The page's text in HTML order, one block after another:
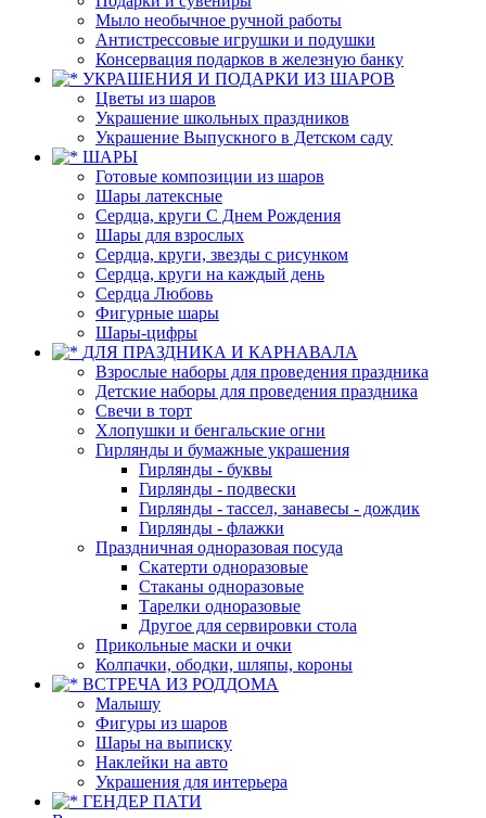
Мыло необычное ручной работы
Антистрессовые игрушки и подушки
Консервация подарков в железную банку
УКРАШЕНИЯ И ПОДАРКИ ИЗ ШАРОВ
Цветы из шаров
Украшение школьных праздников
Украшение Выпускного в Детском саду
ШАРЫ
Готовые композиции из шаров
Шары латексные
Сердца, круги С Днем Рождения
Шары для взрослых
Сердца, круги, звезды с рисунком
Сердца, круги на каждый день
Сердца Любовь
Фигурные шары
Шары-цифры
ДЛЯ ПРАЗДНИКА И КАРНАВАЛА
Взрослые наборы для проведения праздника
Детские наборы для проведения праздника
Свечи в торт
Хлопушки и бенгальские огни
Гирлянды и бумажные украшения
Гирлянды - буквы
Гирлянды - подвески
Гирлянды - тассел, занавесы - дождик
Гирлянды - флажки
Праздничная одноразовая посуда
Скатерти одноразовые
Стаканы одноразовые
Тарелки одноразовые
Другое для сервировки стола
Прикольные маски и очки
Колпачки, ободки, шляпы, короны
ВСТРЕЧА ИЗ РОДДОМА
Малышу
Фигуры из шаров
Шары на выписку
Наклейки на авто
Украшения для интерьера
ГЕНДЕР ПАТИ